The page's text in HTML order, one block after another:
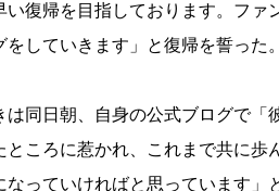
い復帰を目指しております。ファ
していきます」と復帰を誓った。
同日朝、自身の公式ブログで「
ところに惹かれ、これまで共に歩
なっていければと思っています」